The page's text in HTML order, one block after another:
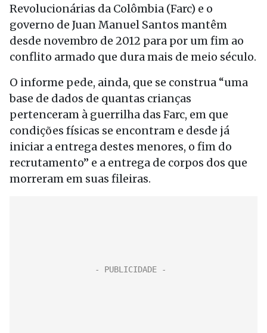
Revolucionárias da Colômbia (Farc) e o
governo de Juan Manuel Santos mantêm
desde novembro de 2012 para por um fim ao
conflito armado que dura mais de meio século.
O informe pede, ainda, que se construa “uma
base de dados de quantas crianças
pertenceram à guerrilha das Farc, em que
condições físicas se encontram e desde já
iniciar a entrega destes menores, o fim do
recrutamento” e a entrega de corpos dos que
morreram em suas fileiras.